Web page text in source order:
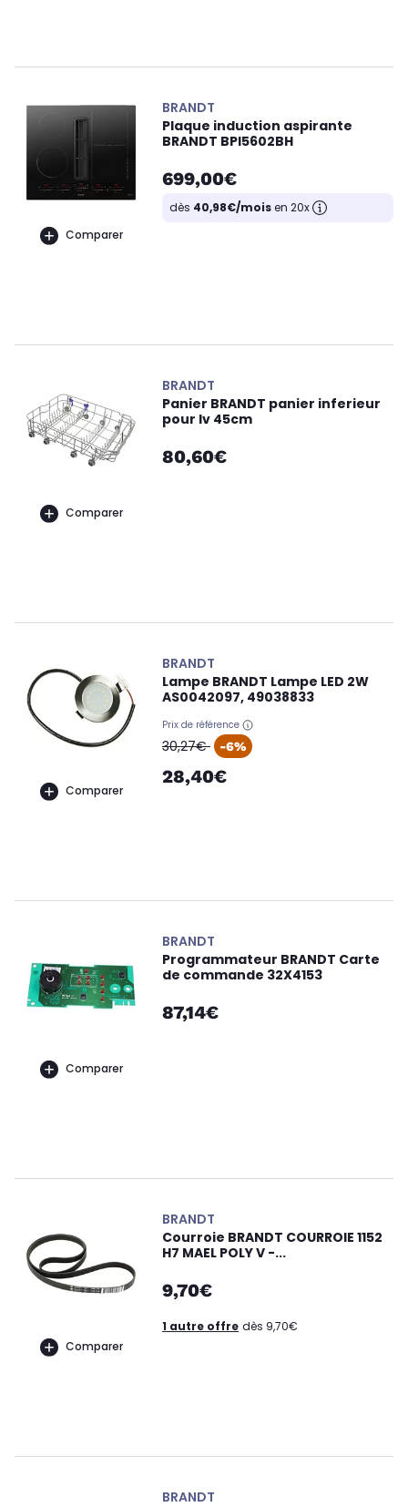
Comparer
BRANDT
Plaque induction aspirante
BRANDT BPI5602BH
699,00€
dès 40,98€/moisen 20x
Comparer
BRANDT
Panier BRANDT panier inferieur
pour lv 45cm
80,60€
Comparer
BRANDT
Lampe BRANDT Lampe LED 2W
AS0042097, 49038833
Prix de référence
oldPrice
30,27€ -6%
28,40€
Comparer
BRANDT
Programmateur BRANDT Carte
de commande 32X4153
87,14€
Comparer
BRANDT
Courroie BRANDT COURROIE 1152
H7 MAEL POLY V -...
9,70€
1 autre offre dès 9,70€
BRANDT